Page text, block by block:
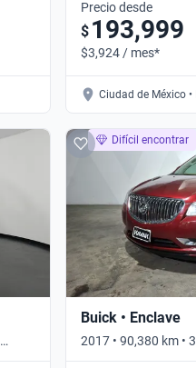
Precio desde
$ 193,999
$3,924 / mes*
Ciudad de México
Difícil encontrar
Buick • Enclave
2017 • 90,380 km •
Automático